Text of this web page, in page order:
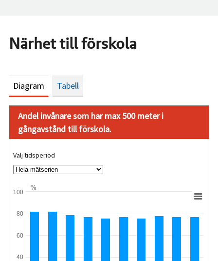
Närhet till förskola
Diagram Tabell
Andel invånare som har max 500 meter i
gångavstånd till förskola.
Välj tidsperiod
%
40
60
80
100